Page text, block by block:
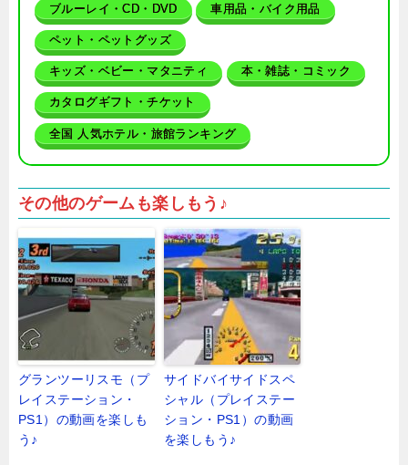
ブルーレイ・CD・DVD 車用品・バイク用品
ペット・ペットグッズ
キッズ・ベビー・マタニティ 本・雑誌・コミック
カタログギフト・チケット
全国 人気ホテル・旅館ランキング
その他のゲームも楽しもう♪
グランツーリスモ（プ
レイステーション・
PS1）の動画を楽しも
う♪
サイドバイサイドスペ
シャル（プレイステー
ション・PS1）の動画
を楽しもう♪